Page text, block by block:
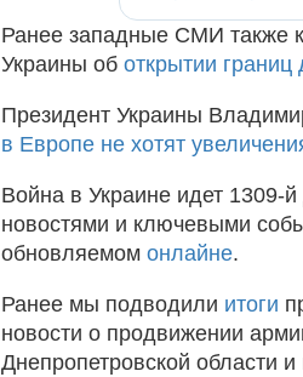
Ранее западные СМИ также
Украины об открытии
Президент Украины
в Европе не хотят
Война в Украине идет
новостями и ключевыми
обновляемом онлайне.
Ранее мы подводили итоги
новости о продвижении
Днепропетровской области